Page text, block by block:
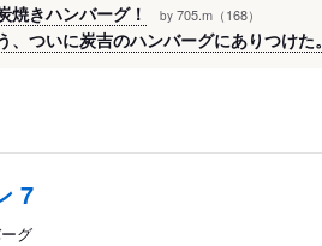
焼きハンバーグ！ by 705.m（168）
、ついに炭吉のハンバーグにありつけた。
7
グ